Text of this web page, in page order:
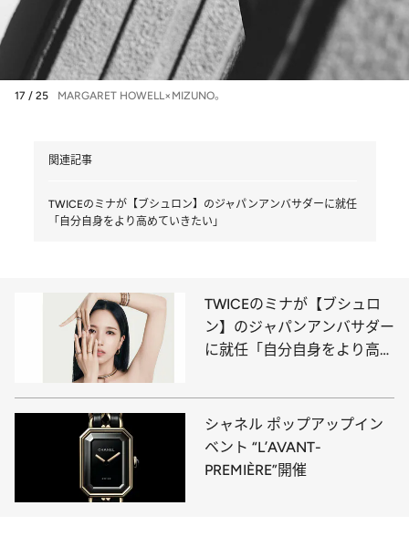
17 / 25 MARGARET HOWELL×MIZUNO。
関連記事
TWICEのミナが【ブシュロン】のジャパンアンバサダーに就任
「自分自身をより高めていきたい」
TWICEのミナが【ブシュロ
ン】のジャパンアンバサダー
に就任「自分自身をより高め
シャネル ポップアップイン
ベント “L’AVANT-
PREMIÈRE”開催